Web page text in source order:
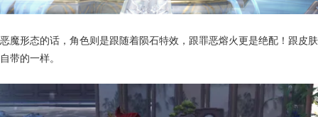
恶魔形态的话，角色则是跟随着陨石特效，跟罪恶熔火更是绝配！跟皮肤
自带的一样。